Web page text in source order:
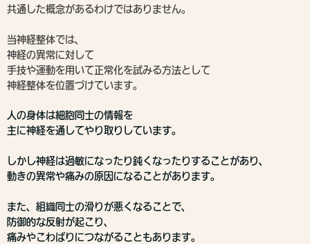
共通した概念があるわけではありません。
当神経整体では、
神経の異常に対して
手技や運動を用いて正常化を試みる方法として
神経整体を位置づけています。
人の身体は細胞同士の情報を
主に神経を通してやり取りしています。
しかし神経は過敏になったり鈍くなったりすることがあり、
動きの異常や痛みの原因になることがあります。
また、組織同士の滑りが悪くなることで、
防御的な反射が起こり、
痛みやこわばりにつながることもあります。